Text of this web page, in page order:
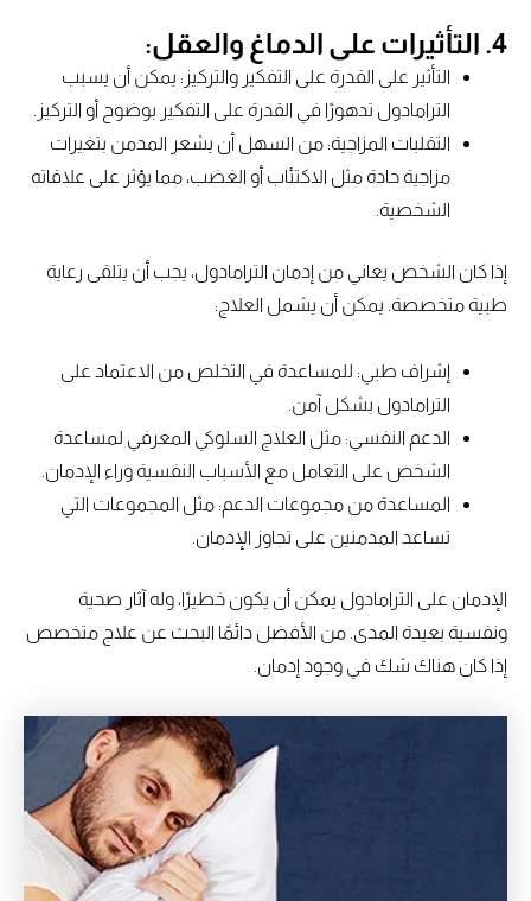
4. التأثيرات على الدماغ والعقل:
التأثير على القدرة على التفكير والتركيز: يمكن أن يسبب
الترامادول تدهورًا في القدرة على التفكير بوضوح أو التركيز.
التقلبات المزاجية: من السهل أن يشعر المدمن بتغيرات
مزاجية حادة مثل الاكتئاب أو الغضب، مما يؤثر على علاقاته
الشخصية.
إذا كان الشخص يعاني من إدمان الترامادول، يجب أن يتلقى رعاية
طبية متخصصة. يمكن أن يشمل العلاج:
إشراف طبي: للمساعدة في التخلص من الاعتماد على
الترامادول بشكل آمن.
الدعم النفسي: مثل العلاج السلوكي المعرفي لمساعدة
الشخص على التعامل مع الأسباب النفسية وراء الإدمان.
المساعدة من مجموعات الدعم: مثل المجموعات التي
تساعد المدمنين على تجاوز الإدمان.
الإدمان على الترامادول يمكن أن يكون خطيرًا، وله آثار صحية
ونفسية بعيدة المدى. من الأفضل دائمًا البحث عن علاج متخصص
إذا كان هناك شك في وجود إدمان.